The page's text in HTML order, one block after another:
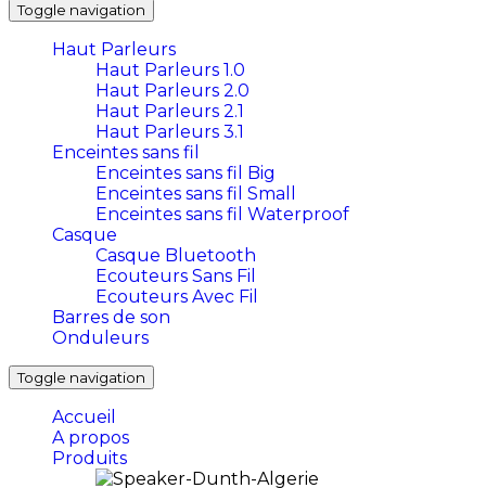
Toggle navigation
Haut Parleurs
Haut Parleurs 1.0
Haut Parleurs 2.0
Haut Parleurs 2.1
Haut Parleurs 3.1
Enceintes sans fil
Enceintes sans fil Big
Enceintes sans fil Small
Enceintes sans fil Waterproof
Casque
Casque Bluetooth
Ecouteurs Sans Fil
Ecouteurs Avec Fil
Barres de son
Onduleurs
Toggle navigation
Accueil
A propos
Produits